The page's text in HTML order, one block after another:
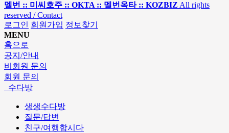
멜번 :: 미씨호주 :: OKTA :: 멜번옥타 :: KOZBIZ All rights
reserved / Contact
로그인 회원가입 정보찾기
MENU
홈으로
공지/안내
비회원 문의
회원 문의
수다방
생생수다방
질문/답변
친구/여행합시다